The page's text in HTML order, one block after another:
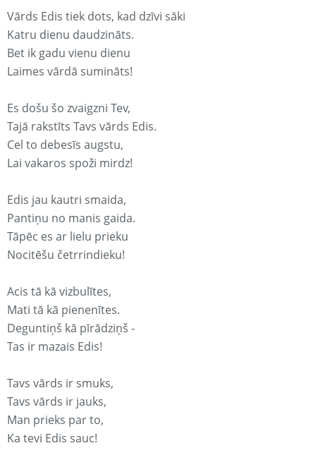
Vārds Edis tiek dots, kad dzīvi sāki
Katru dienu daudzināts.
Bet ik gadu vienu dienu
Laimes vārdā sumināts!
Es došu šo zvaigzni Tev,
Tajā rakstīts Tavs vārds Edis.
Cel to debesīs augstu,
Lai vakaros spoži mirdz!
Edis jau kautri smaida,
Pantiņu no manis gaida.
Tāpēc es ar lielu prieku
Nocitēšu četrrindieku!
Acis tā kā vizbulītes,
Mati tā kā pienenītes.
Deguntiņš kā pīrādziņš -
Tas ir mazais Edis!
Tavs vārds ir smuks,
Tavs vārds ir jauks,
Man prieks par to,
Ka tevi Edis sauc!